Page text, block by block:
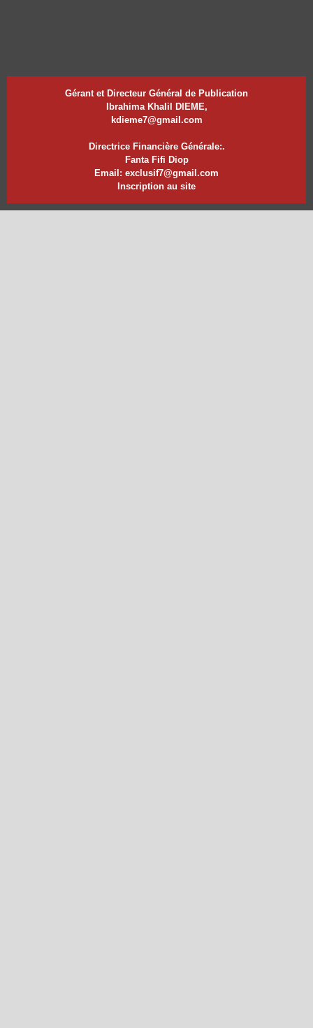
Gérant et Directeur Général de Publication
Ibrahima Khalil DIEME,
kdieme7@gmail.com
Directrice Financière Générale:.
Fanta Fifi Diop
Email: exclusif7@gmail.com
Inscription au site